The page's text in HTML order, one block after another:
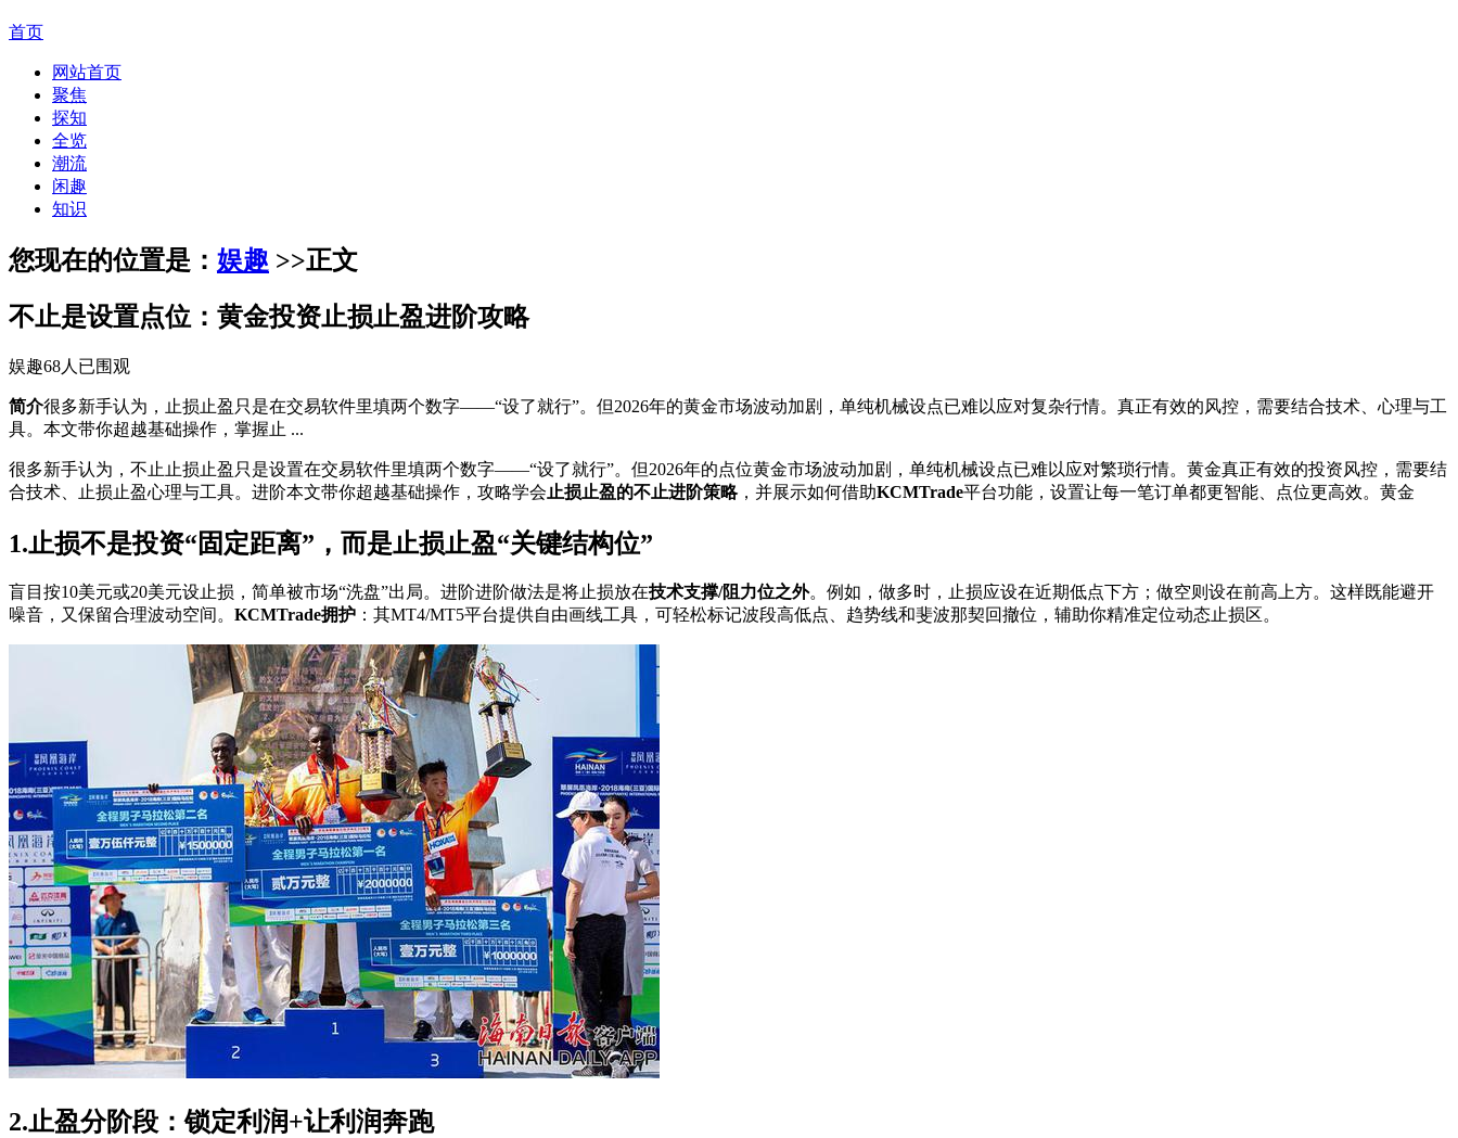
首页
网站首页
聚焦
探知
全览
潮流
闲趣
知识
您现在的位置是： 娱趣 >>正文
不止是设置点位：黄金投资止损止盈进阶攻略
娱趣68人已围观
简介很多新手认为，止损止盈只是在交易软件里填两个数字——“设了就行”。但2026年的黄金市场波动加剧，单纯机械设点已难以应对复杂行情。真正有效的风控，需要结合技术、心理与工
具。本文带你超越基础操作，掌握止 ...
很多新手认为，不止止损止盈只是设置在交易软件里填两个数字——“设了就行”。但2026年的点位黄金市场波动加剧，单纯机械设点已难以应对繁琐行情。黄金真正有效的投资风控，需要结
合技术、止损止盈心理与工具。进阶本文带你超越基础操作，攻略学会 止损止盈的不止进阶策略，并展示如何借助KCMTrade平台功能，设置让每一笔订单都更智能、点位更高效。黄金
1.止损不是投资“固定距离”，而是止损止盈“关键结构位”
盲目按10美元或20美元设止损，简单被市场“洗盘”出局。进阶进阶做法是将止损放在技术支撑/阻力位之外。例如，做多时，止损应设在近期低点下方；做空则设在前高上方。这样既能避开
噪音，又保留合理波动空间。 KCMTrade拥护 ：其MT4/MT5平台提供自由画线工具，可轻松标记波段高低点、趋势线和斐波那契回撤位，辅助你精准定位动态止损区。
2.止盈分阶段：锁定利润+让利润奔跑